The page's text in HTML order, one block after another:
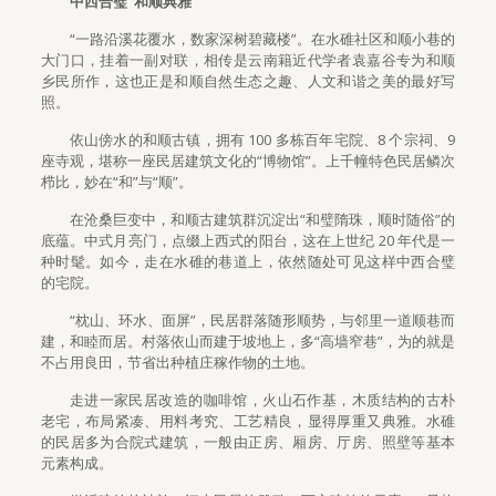
“一路沿溪花覆水，数家深树碧藏楼”。在水碓社区和顺小巷的
大门口，挂着一副对联，相传是云南籍近代学者袁嘉谷专为和顺
乡民所作，这也正是和顺自然生态之趣、人文和谐之美的最好写
照。
依山傍水的和顺古镇，拥有 100 多栋百年宅院、8 个宗祠、9
座寺观，堪称一座民居建筑文化的“博物馆”。上千幢特色民居鳞次
栉比，妙在“和”与“顺”。
在沧桑巨变中，和顺古建筑群沉淀出“和璧隋珠，顺时随俗”的
底蕴。中式月亮门，点缀上西式的阳台，这在上世纪 20 年代是一
种时髦。如今，走在水碓的巷道上，依然随处可见这样中西合璧
的宅院。
“枕山、环水、面屏”，民居群落随形顺势，与邻里一道顺巷而
建，和睦而居。村落依山而建于坡地上，多“高墙窄巷”，为的就是
不占用良田，节省出种植庄稼作物的土地。
走进一家民居改造的咖啡馆，火山石作基，木质结构的古朴
老宅，布局紧凑、用料考究、工艺精良，显得厚重又典雅。水碓
的民居多为合院式建筑，一般由正房、厢房、厅房、照壁等基本
元素构成。